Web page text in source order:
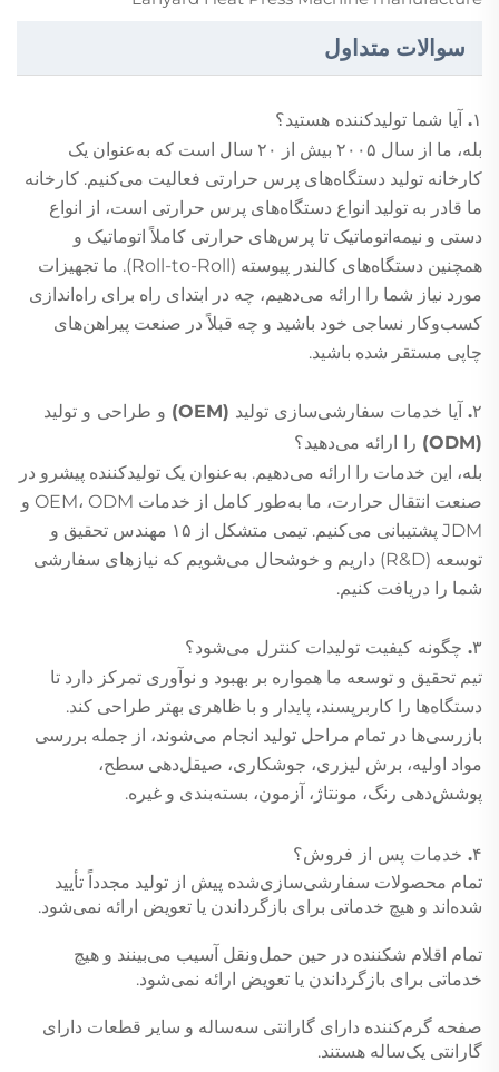
سوالات متداول
۱. آیا شما تولیدکننده هستید؟
بله، ما از سال ۲۰۰۵ بیش از ۲۰ سال است که به‌عنوان یک
کارخانه تولید دستگاه‌های پرس حرارتی فعالیت می‌کنیم. کارخانه
ما قادر به تولید انواع دستگاه‌های پرس حرارتی است، از انواع
دستی و نیمه‌اتوماتیک تا پرس‌های حرارتی کاملاً اتوماتیک و
همچنین دستگاه‌های کالندر پیوسته (Roll-to-Roll). ما تجهیزات
مورد نیاز شما را ارائه می‌دهیم، چه در ابتدای راه برای راه‌اندازی
کسب‌وکار نساجی خود باشید و چه قبلاً در صنعت پیراهن‌های
چاپی مستقر شده باشید.
۲. آیا خدمات سفارشی‌سازی تولید (OEM) و طراحی و تولید
(ODM) را ارائه می‌دهید؟
بله، این خدمات را ارائه می‌دهیم. به‌عنوان یک تولیدکننده پیشرو در
صنعت انتقال حرارت، ما به‌طور کامل از خدمات OEM، ODM و
JDM پشتیبانی می‌کنیم. تیمی متشکل از ۱۵ مهندس تحقیق و
توسعه (R&D) داریم و خوشحال می‌شویم که نیازهای سفارشی
شما را دریافت کنیم.
۳. چگونه کیفیت تولیدات کنترل می‌شود؟
تیم تحقیق و توسعه ما همواره بر بهبود و نوآوری تمرکز دارد تا
دستگاه‌ها را کاربرپسند، پایدار و با ظاهری بهتر طراحی کند.
بازرسی‌ها در تمام مراحل تولید انجام می‌شوند، از جمله بررسی
مواد اولیه، برش لیزری، جوشکاری، صیقل‌دهی سطح،
پوشش‌دهی رنگ، مونتاژ، آزمون، بسته‌بندی و غیره.
۴. خدمات پس از فروش؟
تمام محصولات سفارشی‌سازی‌شده پیش از تولید مجدداً تأیید
شده‌اند و هیچ خدماتی برای بازگرداندن یا تعویض ارائه نمی‌شود.
تمام اقلام شکننده در حین حمل‌ونقل آسیب می‌بینند و هیچ
خدماتی برای بازگرداندن یا تعویض ارائه نمی‌شود.
صفحه گرم‌کننده دارای گارانتی سه‌ساله و سایر قطعات دارای
گارانتی یک‌ساله هستند.